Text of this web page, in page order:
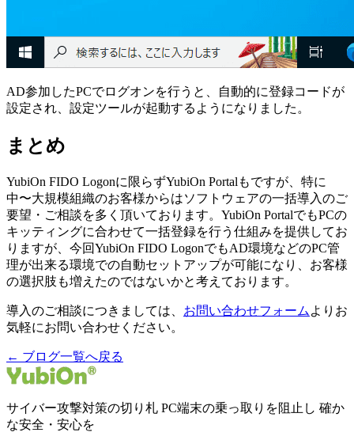
AD参加したPCでログオンを行うと、自動的に登録コードが
設定され、設定ツールが起動するようになりました。
まとめ
YubiOn FIDO Logonに限らずYubiOn Portalもですが、特に
中〜大規模組織のお客様からはソフトウェアの一括導入のご
要望・ご相談を多く頂いております。YubiOn PortalでもPCの
キッティングに合わせて一括登録を行う仕組みを提供してお
りますが、今回YubiOn FIDO LogonでもAD環境などのPC管
理が出来る環境での自動セットアップが可能になり、お客様
の選択肢も増えたのではないかと考えております。
導入のご相談につきましては、 お問い合わせフォーム よりお
気軽にお問い合わせください。
← ブログ一覧へ戻る
サイバー攻撃対策の切り札 PC端末の乗っ取りを阻止し 確か
な安全・安心を